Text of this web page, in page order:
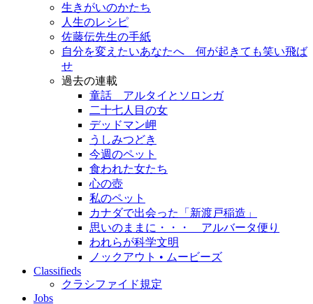
生きがいのかたち
人生のレシピ
佐藤伝先生の手紙
自分を変えたいあなたへ 何が起きても笑い飛ば
せ
過去の連載
童話 アルタイとソロンガ
二十七人目の女
デッドマン岬
うしみつどき
今週のペット
食われた女たち
心の壺
私のペット
カナダで出会った「新渡戸稲造」
思いのままに・・・ アルバータ便り
われらが科学文明
ノックアウト • ムービーズ
Classifieds
クラシファイド規定
Jobs